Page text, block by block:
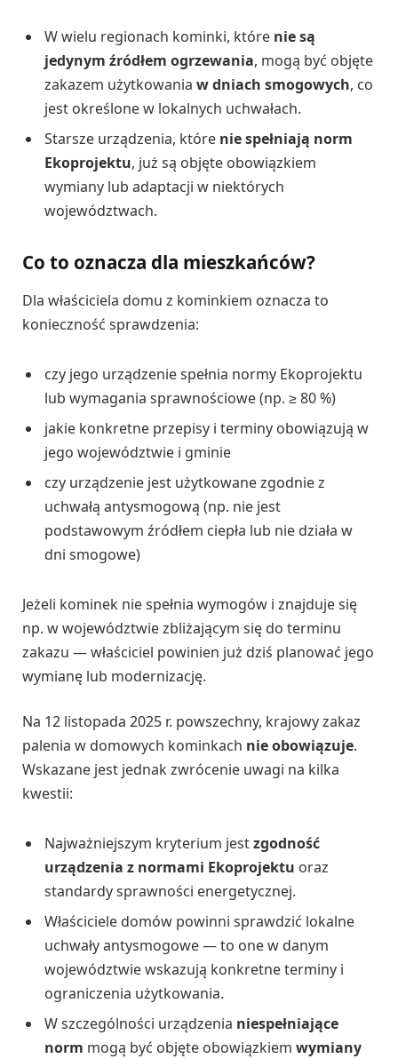
W wielu regionach kominki, które nie są
jedynym źródłem ogrzewania, mogą być objęte
zakazem użytkowania w dniach smogowych, co
jest określone w lokalnych uchwałach.
Starsze urządzenia, które nie spełniają norm
Ekoprojektu, już są objęte obowiązkiem
wymiany lub adaptacji w niektórych
województwach.
Co to oznacza dla mieszkańców?
Dla właściciela domu z kominkiem oznacza to
konieczność sprawdzenia:
czy jego urządzenie spełnia normy Ekoprojektu
lub wymagania sprawnościowe (np. ≥ 80 %)
jakie konkretne przepisy i terminy obowiązują w
jego województwie i gminie
czy urządzenie jest użytkowane zgodnie z
uchwałą antysmogową (np. nie jest
podstawowym źródłem ciepła lub nie działa w
dni smogowe)
Jeżeli kominek nie spełnia wymogów i znajduje się
np. w województwie zbliżającym się do terminu
zakazu — właściciel powinien już dziś planować jego
wymianę lub modernizację.
Na 12 listopada 2025 r. powszechny, krajowy zakaz
palenia w domowych kominkach nie obowiązuje.
Wskazane jest jednak zwrócenie uwagi na kilka
kwestii:
Najważniejszym kryterium jestzgodność
urządzenia z normami Ekoprojektu oraz
standardy sprawności energetycznej.
Właściciele domów powinni sprawdzić lokalne
uchwały antysmogowe — to one w danym
województwie wskazują konkretne terminy i
ograniczenia użytkowania.
W szczególności urządzenia niespełniające
norm mogą być objęte obowiązkiem wymiany